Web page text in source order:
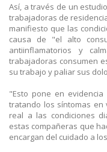
Así, a través de un
trabajadoras de
manifiesto que las
causa de "el alto
antiinflamatorios y
trabajadoras consumen
su trabajo y paliar sus
"Esto pone en
tratando los síntomas en
real a las condiciones
estas compañeras que
encargan del cuidado a